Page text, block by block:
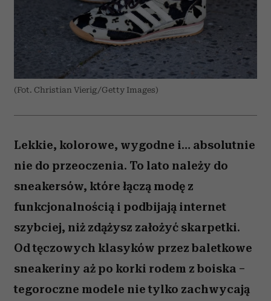
(Fot. Christian Vierig/Getty Images)
Lekkie, kolorowe, wygodne i… absolutnie
nie do przeoczenia. To lato należy do
sneakersów, które łączą modę z
funkcjonalnością i podbijają internet
szybciej, niż zdążysz założyć skarpetki.
Od tęczowych klasyków przez baletkowe
sneakeriny aż po korki rodem z boiska –
tegoroczne modele nie tylko zachwycają